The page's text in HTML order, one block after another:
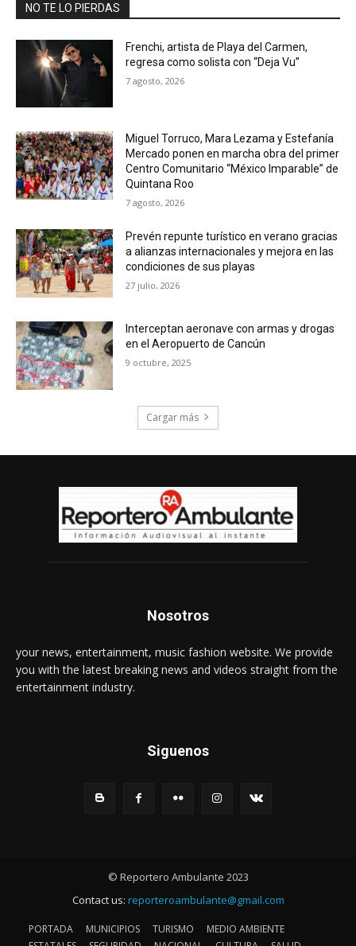
NO TE LO PIERDAS
Frenchi, artista de Playa del Carmen,
regresa como solista con “Deja Vu”
7 agosto, 2026
Miguel Torruco, Mara Lezama y Estefanía
Mercado ponen en marcha obra del primer
Centro Comunitario “México Imparable” de
Quintana Roo
7 agosto, 2026
Prevén repunte turístico en verano gracias
a alianzas internacionales y mejora en las
condiciones de sus playas
27 julio, 2026
Interceptan aeronave con armas y drogas
en el Aeropuerto de Cancún
9 octubre, 2025
Cargar más
Nosotros
your news, entertainment, music fashion website. We provide
you with the latest breaking news and videos straight from the
entertainment industry.
Siguenos
© Reportero Ambulante 2023
Contact us: reporteroambulante@gmail.com
PORTADA MUNICIPIOS TURISMO
MEDIO AMBIENTE